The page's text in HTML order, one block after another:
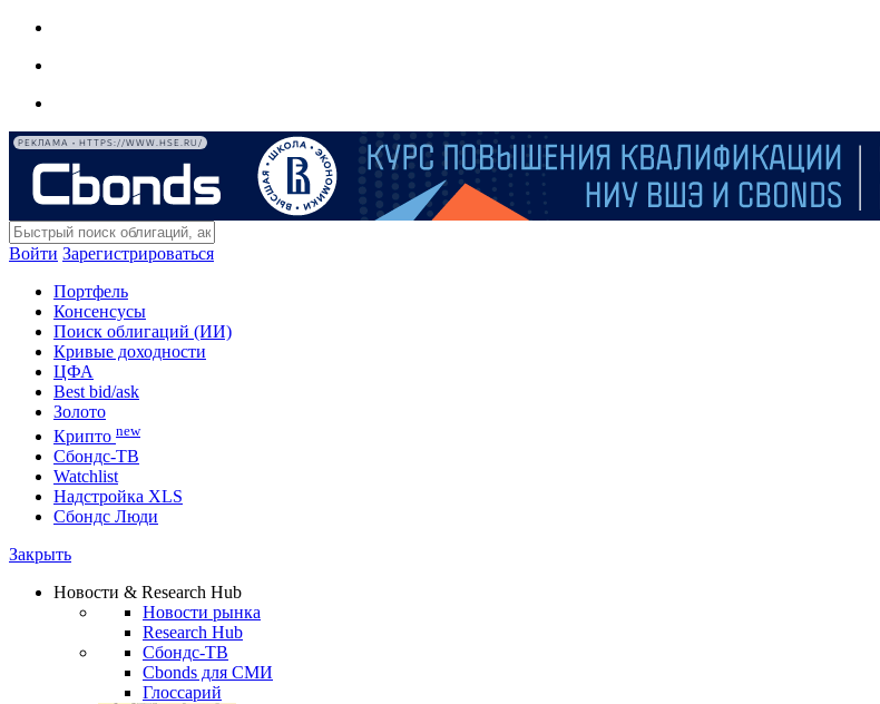
РЕКЛАМА • HTTPS://WWW.HSE.RU/
Войти Зарегистрироваться
Портфель
Консенсусы
Поиск облигаций (ИИ)
Кривые доходности
ЦФА
Best bid/ask
Золото
Крипто new
Сбондс-ТВ
Watchlist
Надстройка XLS
Сбондс Люди
Закрыть
Новости & Research Hub
Новости рынка
Research Hub
Сбондс-ТВ
Cbonds для СМИ
Глоссарий